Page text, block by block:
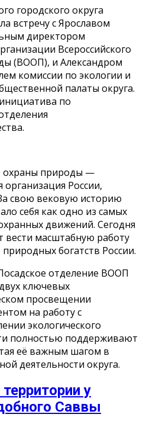
городского округа
встречу с Ярославом
директором
Всероссийского
(ВООП), и Александром
комиссии по экологии и
палаты округа.
по
охраны природы —
организация России,
свою вековую историю
себя как одно из самых
движений. Сегодня
вести масштабную работу
богатств России.
отделение ВООП
ключевых
просвещении
на работу с
экологического
полностью поддерживают
её важным шагом в
деятельности округа.
у
Саввы